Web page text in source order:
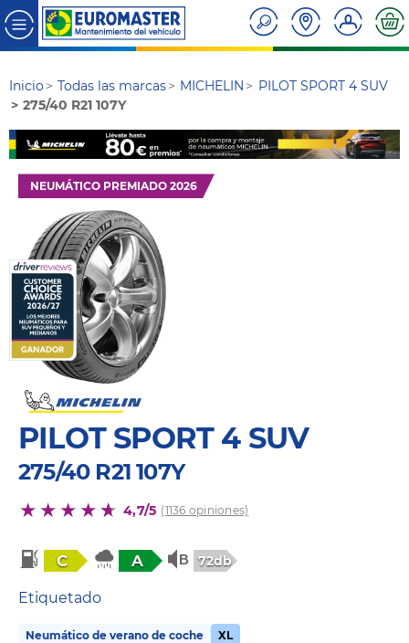
Inicio Todas las marcas MICHELIN
PILOT SPORT 4 SUV
275/40 R21 107Y
NEUMÁTICO PREMIADO 2026
PILOT SPORT 4 SUV
275/40 R21 107Y
4,7/5 (1136 opiniones)
C A 72db
Etiquetado
Neumático de verano de coche XL